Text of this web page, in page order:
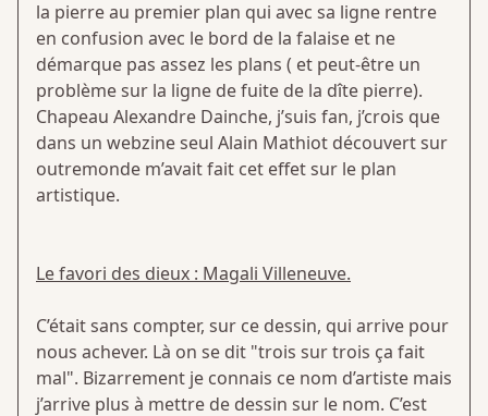
la pierre au premier plan qui avec sa ligne rentre
en confusion avec le bord de la falaise et ne
démarque pas assez les plans ( et peut-être un
problème sur la ligne de fuite de la dîte pierre).
Chapeau Alexandre Dainche, j’suis fan, j’crois que
dans un webzine seul Alain Mathiot découvert sur
outremonde m’avait fait cet effet sur le plan
artistique.
Le favori des dieux : Magali Villeneuve.
C’était sans compter, sur ce dessin, qui arrive pour
nous achever. Là on se dit "trois sur trois ça fait
mal". Bizarrement je connais ce nom d’artiste mais
j’arrive plus à mettre de dessin sur le nom. C’est